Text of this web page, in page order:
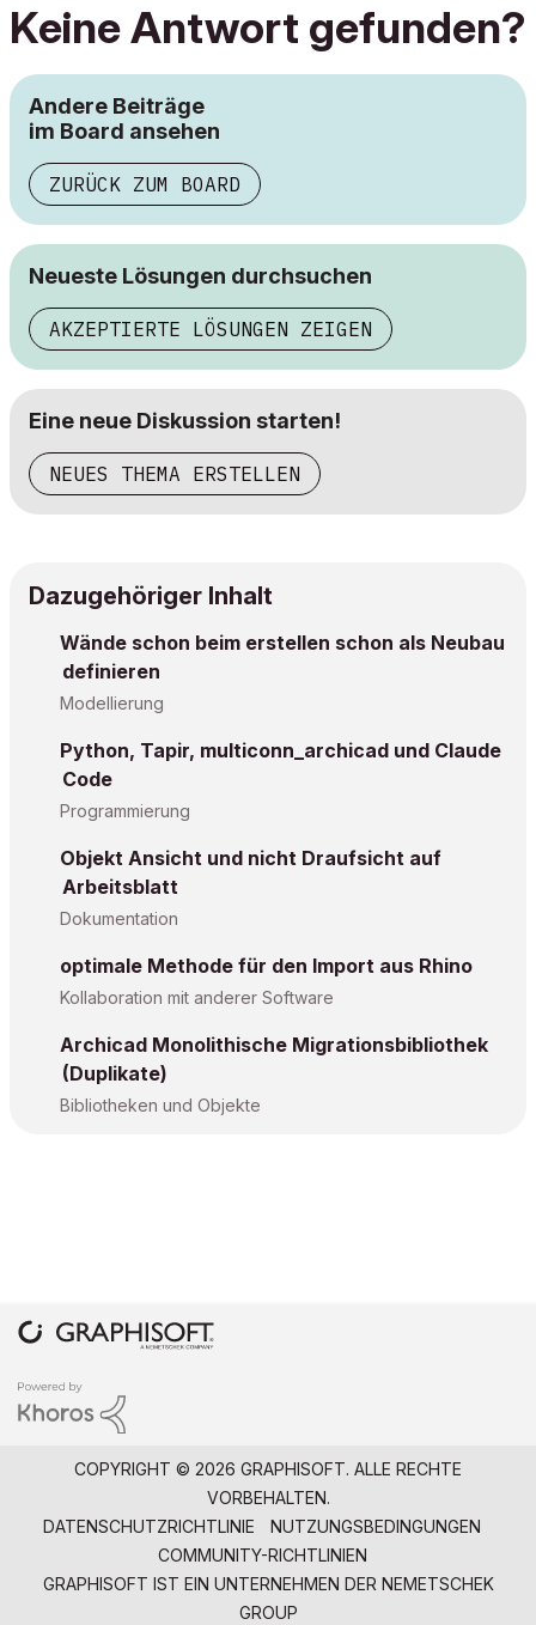
Keine Antwort gefunden?
Andere Beiträge
im Board ansehen
ZURÜCK ZUM BOARD
Neueste Lösungen durchsuchen
AKZEPTIERTE LÖSUNGEN ZEIGEN
Eine neue Diskussion starten!
NEUES THEMA ERSTELLEN
Dazugehöriger Inhalt
Wände schon beim erstellen schon als Neubau
definieren
Modellierung
Python, Tapir, multiconn_archicad und Claude
Code
Programmierung
Objekt Ansicht und nicht Draufsicht auf
Arbeitsblatt
Dokumentation
optimale Methode für den Import aus Rhino
Kollaboration mit anderer Software
Archicad Monolithische Migrationsbibliothek
(Duplikate)
Bibliotheken und Objekte
COPYRIGHT © 2026 GRAPHISOFT. ALLE RECHTE
VORBEHALTEN.
DATENSCHUTZRICHTLINIE
NUTZUNGSBEDINGUNGEN
COMMUNITY-RICHTLINIEN
GRAPHISOFT IST EIN UNTERNEHMEN DER NEMETSCHEK
GROUP